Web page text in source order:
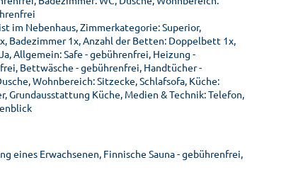
im Nebenhaus, Zimmerkategorie: Superior,
Badezimmer 1x, Anzahl der Betten: Doppelbett 1x,
Allgemein: Safe - gebührenfrei, Heizung -
Bettwäsche - gebührenfrei, Handtücher -
Wohnbereich: Sitzecke, Schlafsofa, Küche:
Grundausstattung Küche, Medien & Technik: Telefon,
eines Erwachsenen, Finnische Sauna - gebührenfrei,